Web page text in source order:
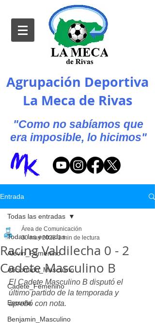
Agrupación Deportiva
La Meca de Rivas
"Como no sabíamos que
era imposible, lo hicimos"
Entrada
Todas las entradas
Alevin_Femenino
Aficionado_Masculino
Cadete_Femenino
Escuela
Benjamin_Masculino
Todas las entradas
Racing Valdilecha 0 - 2
Cadete Masculino B
Área de Comunicación
30 may 2023 1 min de lectura
El Cadete Masculino B disputó el
último partido de la temporada y
aprobó con nota.